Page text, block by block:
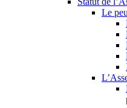
Le